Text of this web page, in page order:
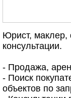
Юриcт, маклер,
консультации.
- Продажа,
- Поиск
объектов по